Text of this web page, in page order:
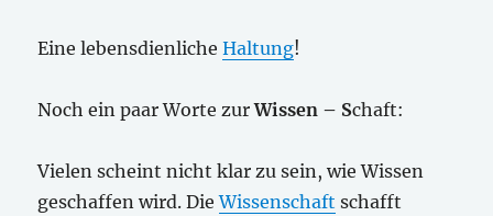
Eine lebensdienlicheHaltung!
Noch ein paar Worte zurWissen – Schaft:
Vielen scheint nicht klar zu sein, wie Wissen
geschaffen wird. DieWissenschaft schafft